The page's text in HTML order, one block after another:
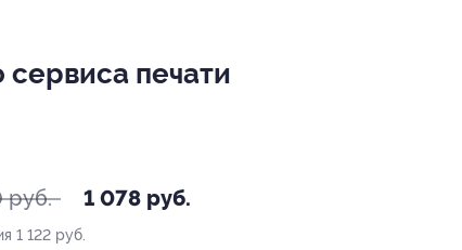
печати
руб. 1 078 руб.
1 122 руб.